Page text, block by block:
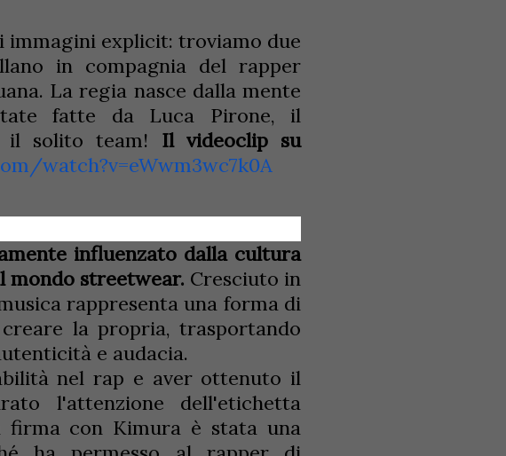
immagini explicit: troviamo due
in compagnia del rapper
La regia nasce dalla mente
fatte da Luca Pirone, il
il solito team! Il videoclip su
watch?v=eWwm3wc7k0A
influenzato dalla cultura
mondo streetwear. Cresciuto in
rappresenta una forma di
la propria, trasportando
e audacia.
nel rap e aver ottenuto il
l'attenzione dell'etichetta
firma con Kimura è stata una